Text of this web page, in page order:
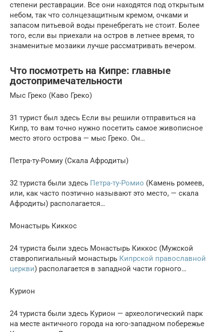
степени реставрации. Все они находятся под открытым
небом, так что солнцезащитным кремом, очками и
запасом питьевой воды пренебрегать не стоит. Более
того, если вы приехали на остров в летнее время, то
знаменитые мозаики лучше рассматривать вечером.
Что посмотреть на Кипре: главные
достопримечательности
Мыс Греко (Каво Греко)
31 турист был здесь Если вы решили отправиться на
Кипр, то вам точно нужно посетить самое живописное
место этого острова — мыс Греко. Он…
Петра-ту-Ромиу (Скала Афродиты)
32 туристa были здесь Петра-ту-Ромио (Камень ромеев,
или, как часто поэтично называют это место, — скала
Афродиты) располагается…
Монастырь Киккос
24 туристa были здесь Монастырь Киккос (Мужской
ставропигиальный монастырь Кипрской православной
церкви) располагается в западной части горного…
Курион
24 туристa были здесь Курион — археологический парк
на месте античного города на юго-западном побережье